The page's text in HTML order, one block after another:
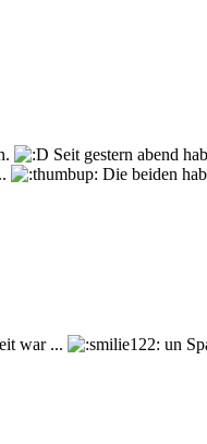
Seit gestern abend
Die beiden
war ...
un